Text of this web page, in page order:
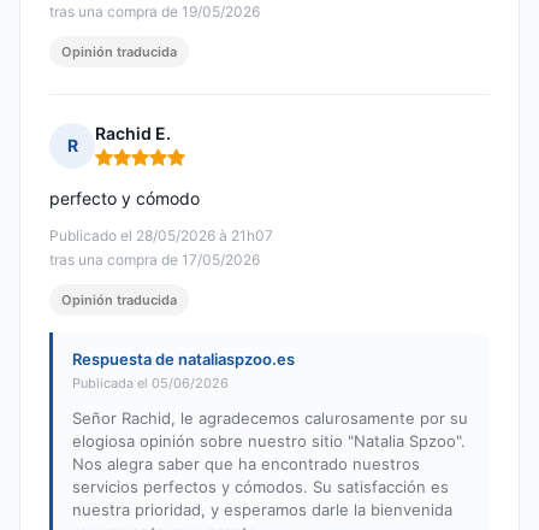
tras una compra de 19/05/2026
Opinión traducida
R
Rachid E.
Nota: 5 de 5
Publicado el 28/05/2026 à 21h07
tras una compra de 17/05/2026
perfecto y cómodo
Opinión traducida
Respuesta de nataliaspzoo.es
Publicada el 05/06/2026
Señor Rachid, le agradecemos calurosamente por su
elogiosa opinión sobre nuestro sitio "Natalia Spzoo".
Nos alegra saber que ha encontrado nuestros
servicios perfectos y cómodos. Su satisfacción es
nuestra prioridad, y esperamos darle la bienvenida